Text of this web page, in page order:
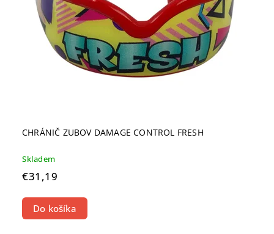
CHRÁNIČ ZUBOV DAMAGE CONTROL FRESH
Skladem
€31,19
Do košíka